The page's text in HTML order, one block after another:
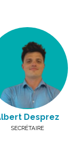
Desprez
SECRÉTAIRE